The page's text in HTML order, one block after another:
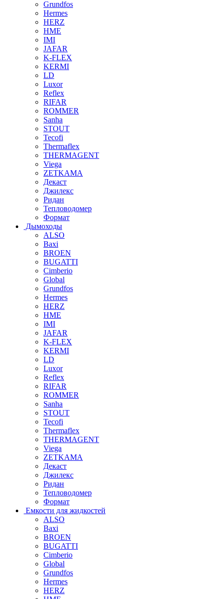
Grundfos
Hermes
HERZ
HME
IMI
JAFAR
K-FLEX
KERMI
LD
Luxor
Reflex
RIFAR
ROMMER
Sanha
STOUT
Tecofi
Thermaflex
THERMAGENT
Viega
ZETKAMA
Декаст
Джилекс
Ридан
Тепловодомер
Формат
Дымоходы
ALSO
Baxi
BROEN
BUGATTI
Cimberio
Global
Grundfos
Hermes
HERZ
HME
IMI
JAFAR
K-FLEX
KERMI
LD
Luxor
Reflex
RIFAR
ROMMER
Sanha
STOUT
Tecofi
Thermaflex
THERMAGENT
Viega
ZETKAMA
Декаст
Джилекс
Ридан
Тепловодомер
Формат
Емкости для жидкостей
ALSO
Baxi
BROEN
BUGATTI
Cimberio
Global
Grundfos
Hermes
HERZ